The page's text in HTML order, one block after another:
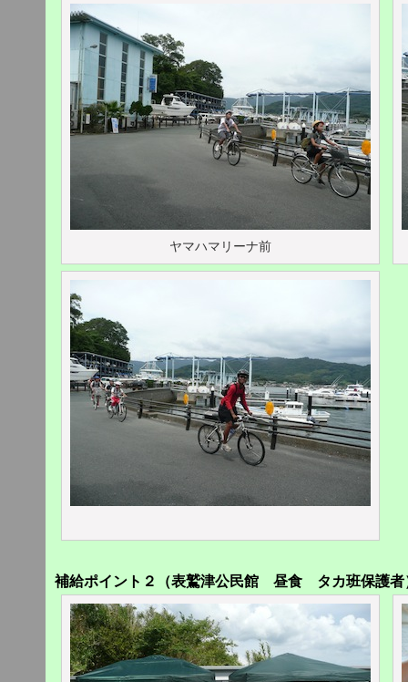
ヤマハマリーナ前
補給ポイント２（表鷲津公民館 昼食 タカ班保護者